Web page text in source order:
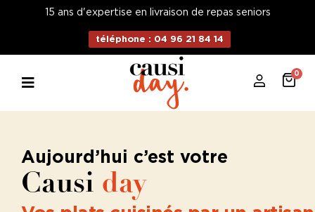
15 ans d'expertise en livraison de repas seniors
téléphone : 04 96 21 84 14
0
Aujourd’hui c’est votre
Causi day